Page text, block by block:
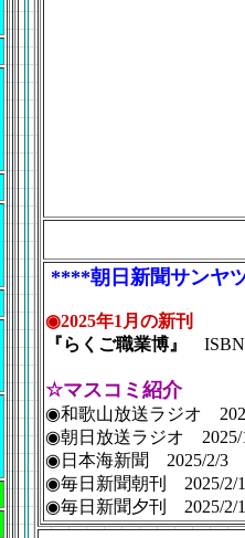
****朝日新聞サンヤ
◉2025年1月の新刊
『らくご職業博』
☆マスコミ紹介
◉和歌山放送ラジオ
◉朝日放送ラジオ
◉日本海新聞 2025/2/3
◉毎日新聞朝刊 2025/2/
◉毎日新聞夕刊 2025/2/